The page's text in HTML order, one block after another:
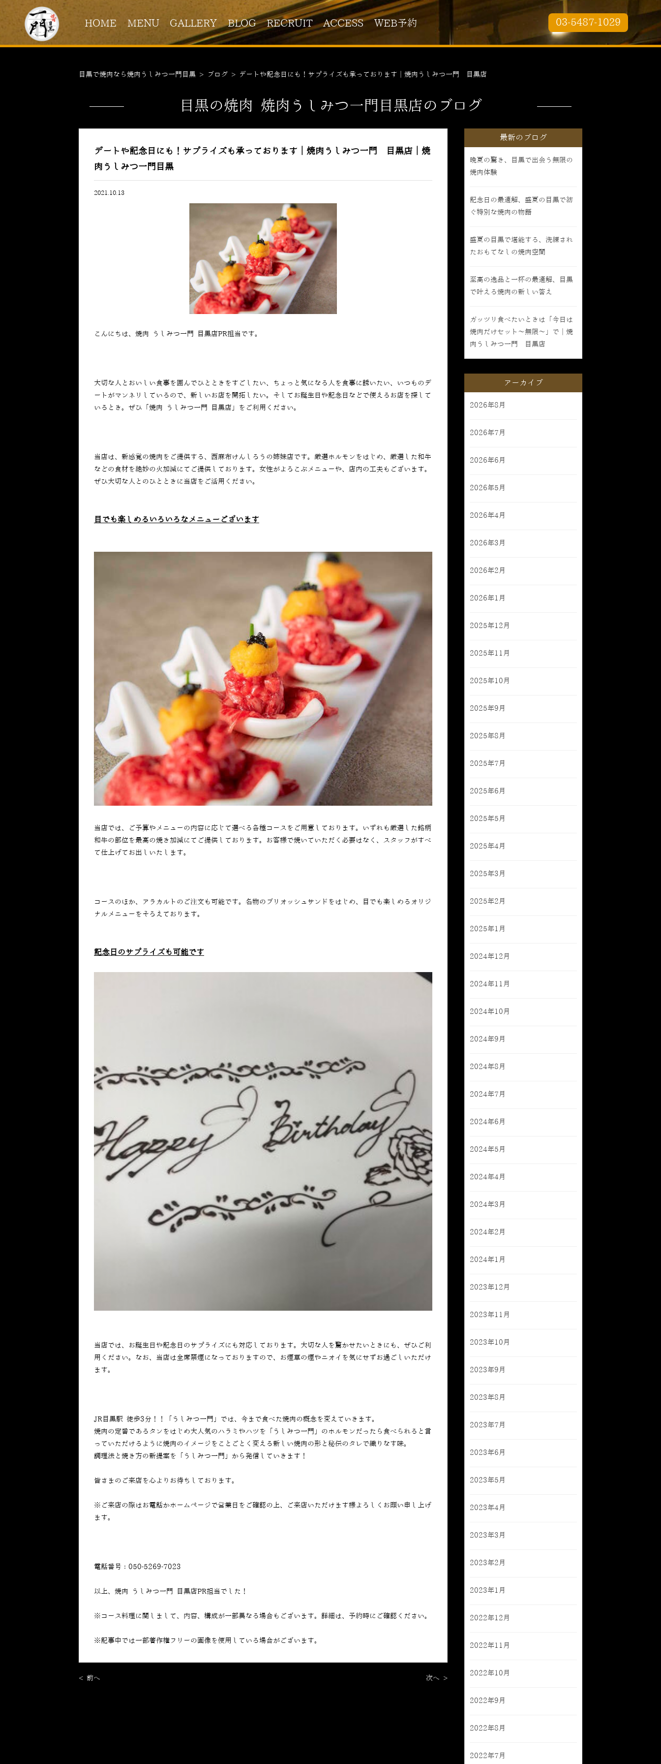
HOME MENU GALLERY BLOG RECRUIT ACCESS WEB予約 03-5487-1029
目黒で焼肉なら焼肉うしみつ一門目黒 > ブログ > デートや記念日にも！サプライズも承っております｜焼肉うしみつ一門 目黒店
目黒の焼肉 焼肉うしみつ一門目黒店のブログ
デートや記念日にも！サプライズも承っております｜焼肉うしみつ一門 目黒店｜焼
肉うしみつ一門目黒
2021.10.13
こんにちは、焼肉 うしみつ一門 目黒店PR担当です。
大切な人とおいしい食事を囲んでひとときをすごしたい、ちょっと気になる人を食事に誘いたい、いつものデ
ートがマンネリしているので、新しいお店を開拓したい。そしてお誕生日や記念日などで使えるお店を探して
いるとき。ぜひ「焼肉 うしみつ⼀⾨ ⽬⿊店」をご利用ください。
当店は、新感覚の焼肉をご提供する、西麻布けんしろうの姉妹店です。厳選ホルモンをはじめ、厳選した和牛
などの食材を絶妙の火加減にてご提供しております。女性がよろこぶメニューや、店内の工夫もございます。
ぜひ大切な人とのひとときに当店をご活用ください。
目でも楽しめるいろいろなメニューございます
当店では、ご予算やメニューの内容に応じて選べる各種コースをご用意しております。いずれも厳選した銘柄
和牛の部位を最高の焼き加減にてご提供しております。お客様で焼いていただく必要はなく、スタッフがすべ
て仕上げてお出しいたします。
コースのほか、アラカルトのご注文も可能です。名物のブリオッシュサンドをはじめ、目でも楽しめるオリジ
ナルメニューをそろえております。
記念日のサプライズも可能です
当店では、お誕生日や記念日のサプライズにも対応しております。大切な人を驚かせたいときにも、ぜひご利
用ください。なお、当店は全席禁煙になっておりますので、お煙草の煙やニオイを気にせずお過ごしいただけ
ます。
JR目黒駅 徒歩3分！！「うしみつ一門」では、今まで食べた焼肉の概念を変えていきます。
焼肉の定番であるタンをはじめ大人気のハラミやハツを「うしみつ一門」のホルモンだったら食べられると言
っていただけるように焼肉のイメージをことごとく変える新しい焼肉の形と秘伝のタレで織りなす味。
調理法と焼き方の新提案を「うしみつ一門」から発信していきます！
皆さまのご来店を心よりお待ちしております。
※ご来店の際はお電話かホームページで営業日をご確認の上、ご来店いただけます様よろしくお願い申し上げ
ます。
電話番号：050-5269-7023
以上、焼肉 うしみつ一門 目黒店PR担当でした！
※コース料理に関しまして、内容、構成が一部異なる場合もございます。詳細は、予約時にご確認ください。
※記事中では一部著作権フリーの画像を使用している場合がございます。
< 前へ 次へ >
最新のブログ
晩夏の驚き、目黒で出会う無限の
焼肉体験
記念日の最適解、盛夏の目黒で紡
ぐ特別な焼肉の物語
盛夏の目黒で堪能する、洗練され
たおもてなしの焼肉空間
至高の逸品と一杯の最適解、目黒
で叶える焼肉の新しい答え
ガッツリ食べたいときは「今日は
焼肉だけセット〜無限〜」で｜焼
肉うしみつ一門 目黒店
アーカイブ
2026年8月
2026年7月
2026年6月
2026年5月
2026年4月
2026年3月
2026年2月
2026年1月
2025年12月
2025年11月
2025年10月
2025年9月
2025年8月
2025年7月
2025年6月
2025年5月
2025年4月
2025年3月
2025年2月
2025年1月
2024年12月
2024年11月
2024年10月
2024年9月
2024年8月
2024年7月
2024年6月
2024年5月
2024年4月
2024年3月
2024年2月
2024年1月
2023年12月
2023年11月
2023年10月
2023年9月
2023年8月
2023年7月
2023年6月
2023年5月
2023年4月
2023年3月
2023年2月
2023年1月
2022年12月
2022年11月
2022年10月
2022年9月
2022年8月
2022年7月